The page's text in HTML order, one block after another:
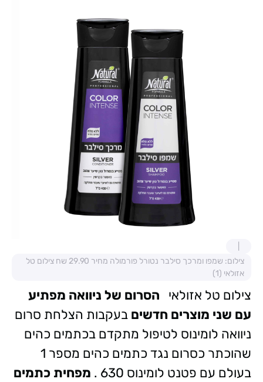
צילום: שמפו ומרכך סילבר נטורל פורמולה מחיר 29.90 שח צילום טל
אזולאי (1)
צילום טל אזולאי הסרום של ניוואה מפתיע
עם שני מוצרים חדשים בעקבות הצלחת סרום
ניוואה לומינוס לטיפול מתקדם בכתמים כהים
שהוכתר כסרום נגד כתמים כהים מספר 1
בעולם עם פטנט לומינוס 630 .
מפחית כתמים